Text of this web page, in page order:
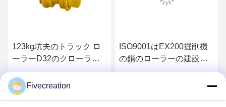
123kg坑夫のトラック ロ
ーラーD32のクローラー
Dozerトラック ローラー
は塗られて浮上する
ISO9001はEX200掘削機
の鎖のローラーの建設機
械部品を証明した
Fivecreation